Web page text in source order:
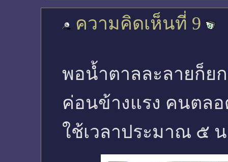
ความคิดเห็นที่ 9
พอน้ำตาลละลายก็ย
ค่อนข้างแรง คนตล
ใช้เวลาประมาณ ๕